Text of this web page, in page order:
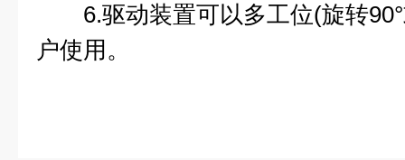
6.驱动装置可以多工位(旋转90°
户使用。